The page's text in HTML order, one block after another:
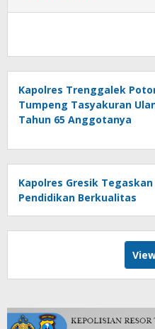
Kapolres Trenggalek
Tumpeng Tasyakuran
Tahun 65 Anggotanya
Kapolres Gresik
Pendidikan Berkualitas